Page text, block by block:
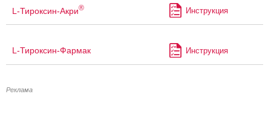
L-Тироксин-Акри® Инструкция
L-Тироксин-Фармак Инструкция
Реклама